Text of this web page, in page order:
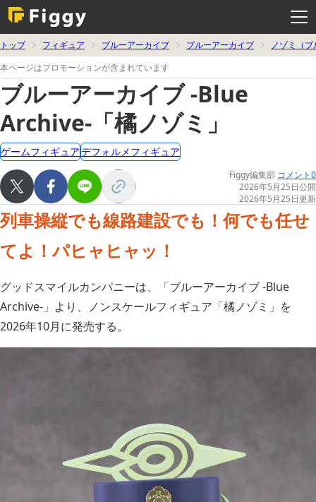
ー
を
開
く
トップ フィギュア ブルーアーカイブ ブルーアーカイブ
ノゾミ（
本ページはプロモーションが含まれています
ブルーアーカイブ -Blue
Archive-「橘ノゾミ」
ゲームフィギュアデフォルメフィギュア
Figgy編集部 コメント0
2026年5月25日公開
2026年5月25日更新
列車操縦でも線路建設でも！何でも任せ
てよ！パヒャヒャッ！
グッドスマイルカンパニーは、「ブルーアーカイブ -Blue
Archive-」より、ノンスケールフィギュア「橘ノゾミ」を
2026年10月に発売する。